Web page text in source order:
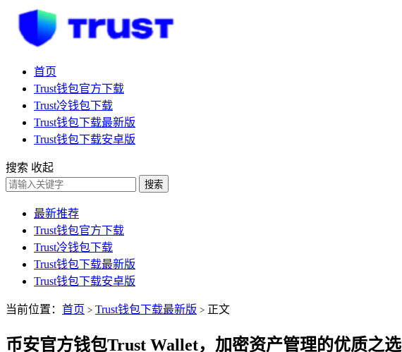
首页
Trust钱包官方下载
Trust冷钱包下载
Trust钱包下载最新版
Trust钱包下载安卓版
搜索 收起
搜索
最新推荐
Trust钱包官方下载
Trust冷钱包下载
Trust钱包下载最新版
Trust钱包下载安卓版
当前位置： 首页 > Trust钱包下载最新版 > 正文
币安官方钱包Trust Wallet，加密资产管理的优质之选